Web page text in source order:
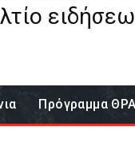
Πρόγραμμα